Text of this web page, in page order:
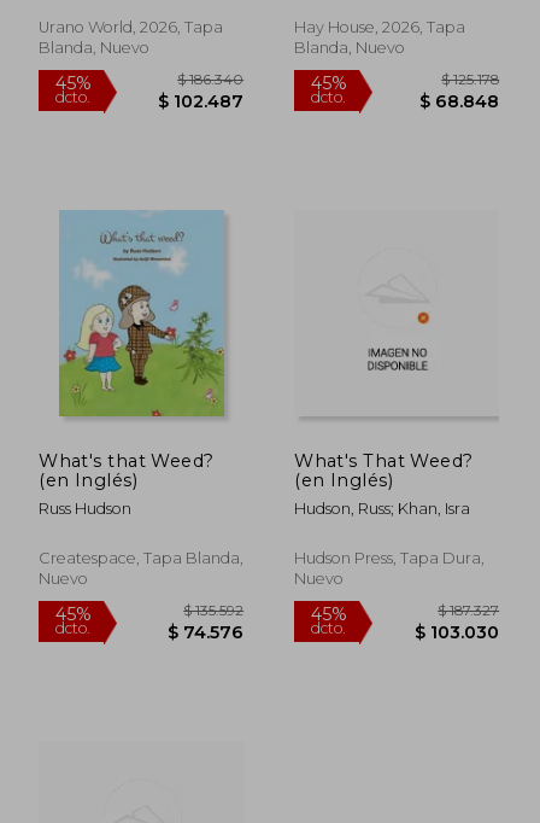
Urano World, 2026, Tapa
Blanda, Nuevo
45%
dcto. $ 102.487
Hay House, 2026, Tapa
Blanda, Nuevo
What's that Weed?
(en Inglés)
Russ Hudson
Createspace, Tapa Blanda,
Nuevo
What's That Weed?
(en Inglés)
Hudson, Russ; Khan, Isra
Hudson Press, Tapa Dura,
Nuevo